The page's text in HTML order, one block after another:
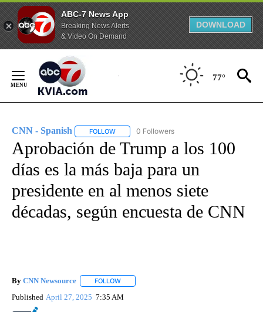
ABC-7 News App
Breaking News Alerts
& Video On Demand
DOWNLOAD
Content
77°
CNN - Spanish FOLLOW FOLLOW "CNN - SPANISH" TO RECEIVE
0 Followers
Aprobación de Trump a los 100
días es la más baja para un
presidente en al menos siete
décadas, según encuesta de CNN
By CNN Newsource FOLLOW
Published April 27, 2025 7:35 AM